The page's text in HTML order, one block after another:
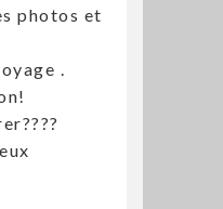
photos et
.